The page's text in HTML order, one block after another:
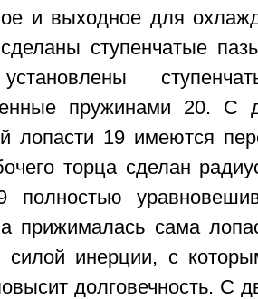
и выходное для
ступенчатые
пружинами 20. С
лопасти 19 имеются
торца сделан
полностью
прижималась сама
инерции, с
долговечность. С